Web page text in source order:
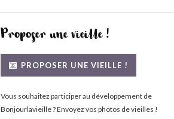
Proposer une vieille !
PROPOSER UNE VIEILLE !
Vous souhaitez participer au développement de
Bonjourlavieille ? Envoyez vos photos de vieilles !